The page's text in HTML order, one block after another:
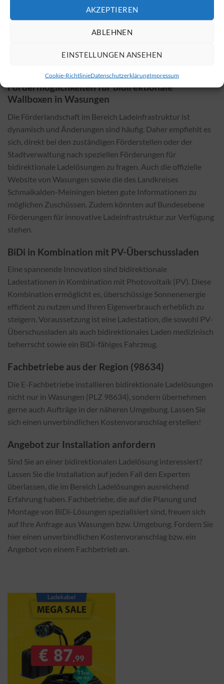
AKZEPTIEREN
ABLEHNEN
EINSTELLUNGEN ANSEHEN
Cookie-RichtlinieDatenschutzerklärungImpressum
Genehmigungen oder bauliche Änderungen können Einfluss
auf die Gesamtkosten haben. Die Installation einer
mit sich, die die höheren Anschaffungskosten schnell
Fördermöglichkeiten für bidirektionale
Wallboxen in Wasungen
Die Förderlandschaft im Bereich Ladeinfrastruktur ist
dynamisch und Änderungen sind häufig. Daher empfiehlt es
sich, direkt bei den zuständigen Förderstellen oder der
Stadtverwaltung nach speziellen Förderungen für
bidirektionale Ladelösungen zu fragen. Auch die offizielle
Website von Wasungen sowie die des Landkreises
Schmalkalden-Meiningen bieten gute Informationen zu
möglichen Zuschüssen. Zudem könnten auf Bundesebene
Förderungen für innovative Ladeinfrastruktur zur Verfügung
stehen.
BiDi in Kombination mit PV-Überschussladen
Eine spannende Innovation sind bidirektionale
Ladestationen in Kombination mit Photovoltaik (PV). Diese
Kombination ermöglicht es, überschüssige Sonnenenergie
effizient zu nutzen und Ihren Eigenverbrauch erheblich zu
steigern. Voraussetzung ist eine Ladestation, die sowohl PV-
Überschussladen als auch bidirektionales Laden medizinisch
beherrscht sowie ein BiDi-fähiges Fahrzeug.
Fachbetriebe aus der Region (98634)
Die E-Fachbetriebe installieren bidirektionale Ladelösungen
nicht nur in Wasungen (PLZ 98634), sondern übernehmen
gerne auch Aufträge in der näheren Umgebung. Lassen Sie
sich einen unverbindlichen Kostenvoranschlag erstellen!
Angebot zur Installation anfordern
Sind Sie an einer bidirektionalen Ladelösung interessiert?
Lassen Sie die Installation auf jeden Fall den Experten
überlassen, die im Bereich Ladelösungen ausreichend
Erfahrung haben. Fachbetriebe, die auf die Planung und
Montage von BiDi-Lösungen spezialisiert sind, freuen sich
auf Ihre Anfrage aus Wasungen bzw. Umgebung. Fordern Sie
hier einen unverbindlichen Kostenvoranschlag bzw. ein
Angebot von einem Fachbetrieb an.